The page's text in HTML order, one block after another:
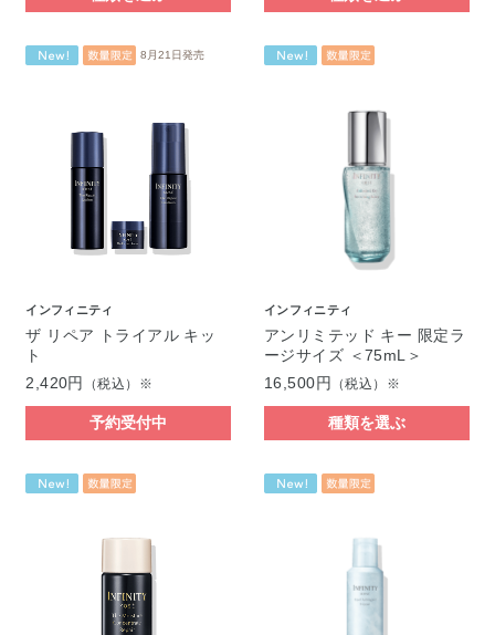
8月21日発売
インフィニティ
ザ リペア トライアル キッ
ト
2,420円
（税込）※
予約受付中
インフィニティ
アンリミテッド キー 限定ラ
ージサイズ ＜75mL＞
16,500円
（税込）※
種類を選ぶ